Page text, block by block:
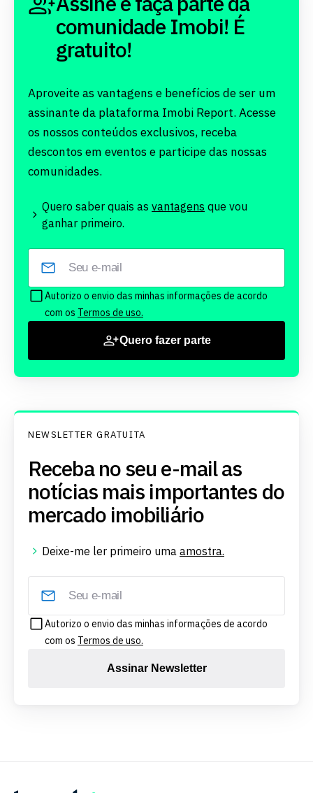
comunidade Imobi! É
gratuito!
Aproveite as vantagens e benefícios de ser um
assinante da plataforma Imobi Report. Acesse
os nossos conteúdos exclusivos, receba
descontos em eventos e participe das nossas
comunidades.
Quero saber quais as vantagens que vou
ganhar primeiro.
Autorizo o envio das minhas informações de acordo
com os Termos de uso.
Quero fazer parte
NEWSLETTER GRATUITA
Receba no seu e-mail as
notícias mais importantes do
mercado imobiliário
Deixe-me ler primeiro uma amostra.
Autorizo o envio das minhas informações de acordo
com os Termos de uso.
Assinar Newsletter